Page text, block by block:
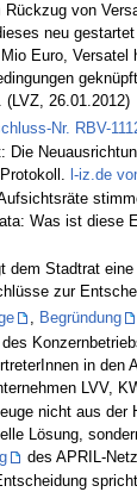
Rückzug von
neu
Euro, Versatel
(LVZ, 26.01.2012)
Nr. RBV-
Die
l-iz.de
Was ist diese
dem Stadtrat
zur
, Begründung
in den
LVV,
nicht aus der
Lösung,
des APRIL-